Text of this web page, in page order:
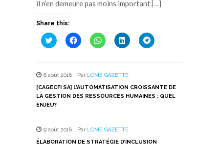
il n’en demeure pas moins important […]
Share this:
Cliquez
pour
une
nouvelle
fenêtre)
Cliquez
pour
une
nouvelle
fenêtre)
Cliquez
pour
une
nouvelle
fenêtre)
Cliquez
pour
une
nouvelle
fenêtre)
Cliquez
pour
nouvelle
fenêtre)
8 août 2018 , Par LOME GAZETTE
[CAGECFI SA] L’AUTOMATISATION CROISSANTE DE
LA GESTION DES RESSOURCES HUMAINES : QUEL
ENJEU?
9 août 2018 , Par LOME GAZETTE
ÉLABORATION DE STRATÉGIE D’INCLUSION